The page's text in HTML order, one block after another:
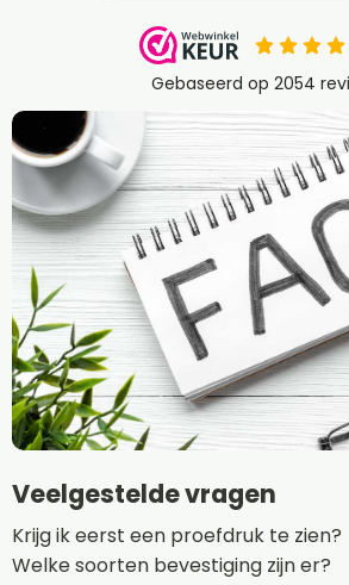
Veelgestelde vragen
Krijg ik eerst een proefdruk te zien?
Welke soorten bevestiging zijn er?